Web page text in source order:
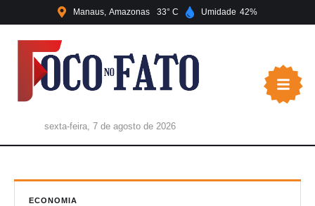
Manaus Amazonas 33 Umidade 42
sexta-feira, 7 de agosto de 2026
ECONOMIA